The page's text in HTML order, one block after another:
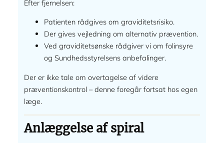
Efter fjernelsen:
Patienten rådgives om graviditetsrisiko.
Der gives vejledning om alternativ prævention.
Ved graviditetsønske rådgiver vi om folinsyre
og Sundhedsstyrelsens anbefalinger.
Der er ikke tale om overtagelse af videre
præventionskontrol – denne foregår fortsat hos egen
læge.
Anlæggelse af spiral